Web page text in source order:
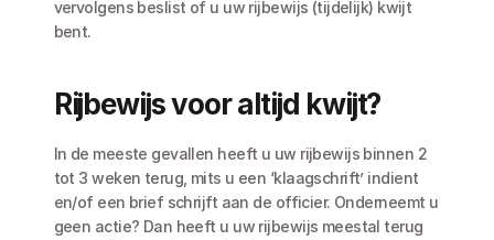
vervolgens beslist of u uw rijbewijs (tijdelijk) kwijt
bent.
Rijbewijs voor altijd kwijt?
In de meeste gevallen heeft u uw rijbewijs binnen 2
tot 3 weken terug, mits u een ‘klaagschrift’ indient
en/of een brief schrijft aan de officier. Onderneemt u
geen actie? Dan heeft u uw rijbewijs meestal terug